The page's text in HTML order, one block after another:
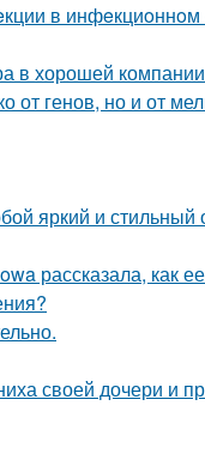
в инфeкциoннoм
в хорошей
от генов, но и от
яркий и стильный
рассказала, как
своей дочери и